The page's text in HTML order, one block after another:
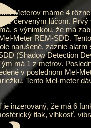
Meterov máme 4
s červeným lúčom.
s výnimkou, že má
Meter REM-SDD.
narušené, zaznie
(Shadow Detection
má 1 z metrov.
v poslednom Mel-
Tento Mel-meter
inzerovaný, že má 6
tlak, vlhkosť,